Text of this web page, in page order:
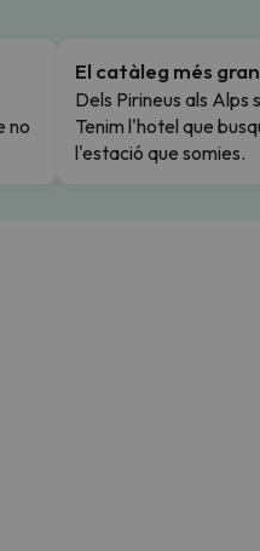
no
El catàleg més gran
Dels Pirineus als Alps
Tenim l'hotel que
l'estació que somies.